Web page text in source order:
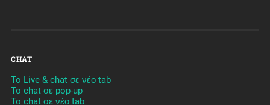
CHAT
To Live & chat σε νέο tab
To chat σε pop-up
To chat σε νέο tab